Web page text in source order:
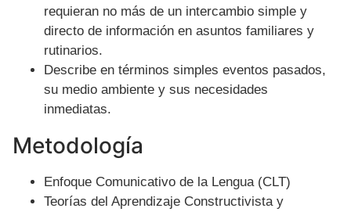
requieran no más de un intercambio simple y
directo de información en asuntos familiares y
rutinarios.
Describe en términos simples eventos pasados,
su medio ambiente y sus necesidades
inmediatas.
Metodología
Enfoque Comunicativo de la Lengua (CLT)
Teorías del Aprendizaje Constructivista y